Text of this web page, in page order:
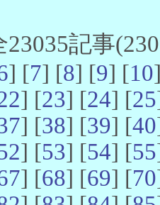
記事
] [7] [8] [9] [10
] [23] [24] [25
] [38] [39] [40
] [53] [54] [55
] [68] [69] [70